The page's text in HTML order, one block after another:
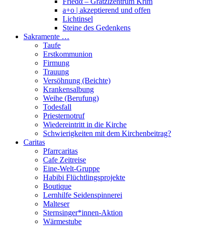
a+o | akzeptierend und offen
Lichtinsel
Steine des Gedenkens
Sakramente …
Taufe
Erstkommunion
Firmung
Trauung
Versöhnung (Beichte)
Krankensalbung
Weihe (Berufung)
Todesfall
Priesternotruf
Wiedereintritt in die Kirche
Schwierigkeiten mit dem Kirchenbeitrag?
Caritas
Pfarrcaritas
Cafe Zeitreise
Eine-Welt-Gruppe
Habibi Flüchtlingsprojekte
Boutique
Lernhilfe Seidenspinnerei
Malteser
Sternsinger*innen-Aktion
Wärmestube